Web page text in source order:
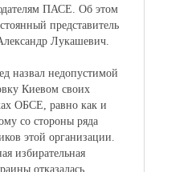
ПАСЕ. Об этом
представитель
Лукашевич.
назвал недопустимой
Киевом своих
ОБСЕ, равно как и
со стороны ряда
этой организации.
избирательная
отказалась